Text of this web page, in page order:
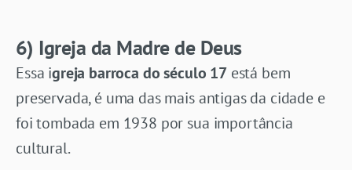
6) Igreja da Madre de Deus
Essa igreja barroca do século 17está bem
preservada, é uma das mais antigas da cidade e
foi tombada em 1938 por sua importância
cultural.